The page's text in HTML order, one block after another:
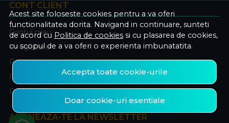
Acest site foloseste cookies pentru a va oferi
functionalitatea dorita. Navigand in continuare, sunteti
de acord cu Politica de cookies si cu plasarea de cookies,
cu scopul de a va oferi o experienta imbunatatita.
Accepta toate cookie-urile
Doar cookie-uri esentiale
CONT CLIENT
Contul meu
Inregistrare
Recuperare parola
Istoric comenzi
Produse favorite
ABONEAZA-TE LA NEWSLETTER